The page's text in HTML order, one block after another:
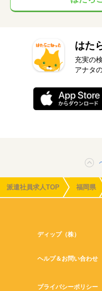
はた
充実の
アナタ
派遣社員求人TOP 福岡県
ディップ（株）
ヘルプ＆お問い合わせ
プライバシーポリシー